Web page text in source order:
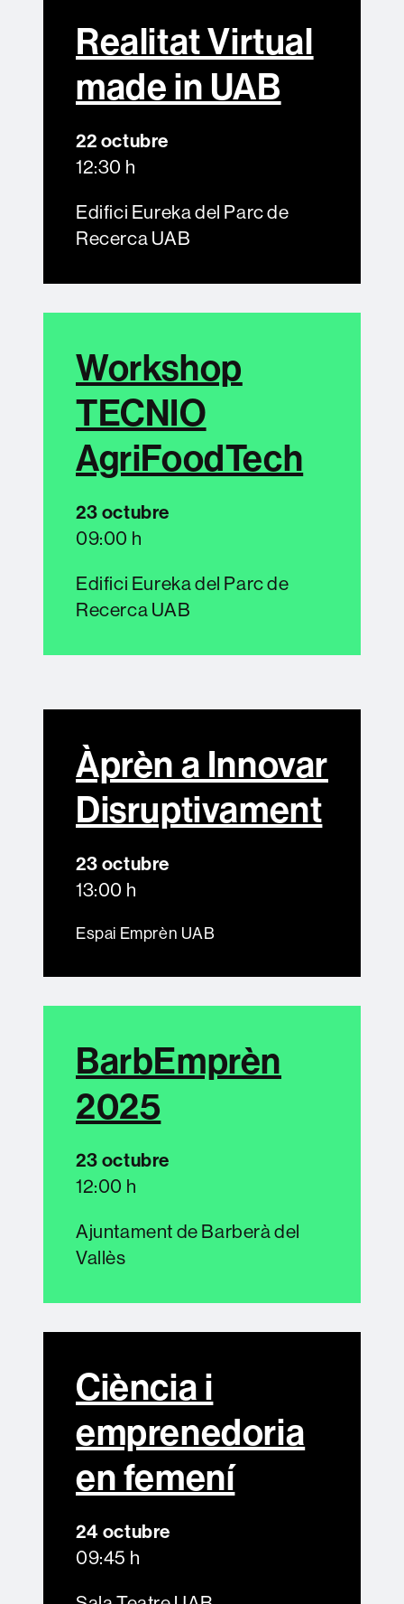
Realitat Virtual
made in UAB
22 octubre
12:30 h
Edifici Eureka del Parc de
Recerca UAB
Workshop
TECNIO
AgriFoodTech
23 octubre
09:00 h
Edifici Eureka del Parc de
Recerca UAB
Àprèn a Innovar
Disruptivament
23 octubre
13:00 h
Espai Emprèn UAB
BarbEmprèn
2025
23 octubre
12:00 h
Ajuntament de Barberà del
Vallès
Ciència i
emprenedoria
en femení
24 octubre
09:45 h